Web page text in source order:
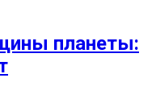
планеты: